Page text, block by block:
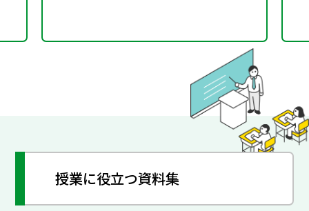
授業に役立つ資料集